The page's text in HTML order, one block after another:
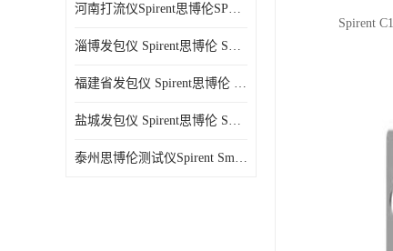
河南打流仪Spirent思博伦SPT-2U 操作简单 灵活的测试方案
淄博发包仪 Spirent思博伦 SmartBits 600B 高速数据传输
福建省发包仪 Spirent思博伦 SmartBits 600B 可以支持多种通信技术
盐城发包仪 Spirent思博伦 SmartBits 600B 可配置多个单端测试模块
泰州思博伦测试仪Spirent SmartBits 600B 灵活的测试方案
Spirent